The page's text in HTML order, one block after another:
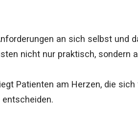
an sich selbst und
nicht nur praktisch, sondern
Patienten am Herzen, die